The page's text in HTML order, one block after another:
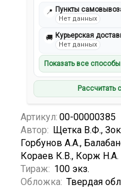
📍 Пункты
Нет данных
🚚 Курьерская
Нет данных
Показать все способы
Рассчитать
Артикул: 00-00000385
Автор: Щетка В.Ф.,
Горбунов А.А.,
Кораев К.В., Корж Н.А.
Тираж: 100 экз.
Обложка: Твердая